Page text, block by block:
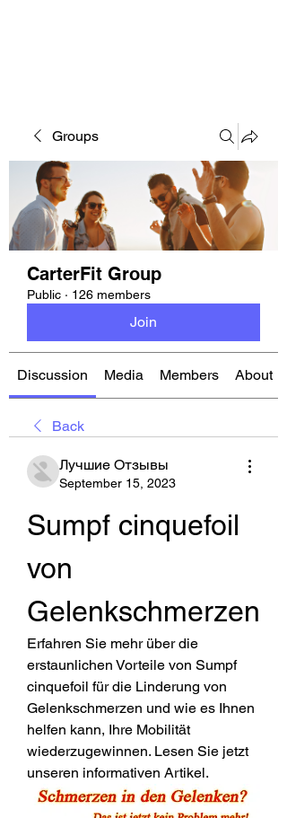
Groups
CarterFit Group
Public · 126 members
Join
Discussion Media Members About
Back
Лучшие Отзывы
September 15, 2023
Sumpf cinquefoil
von
Gelenkschmerzen
Erfahren Sie mehr über die
erstaunlichen Vorteile von Sumpf
cinquefoil für die Linderung von
Gelenkschmerzen und wie es Ihnen
helfen kann, Ihre Mobilität
wiederzugewinnen. Lesen Sie jetzt
unseren informativen Artikel.